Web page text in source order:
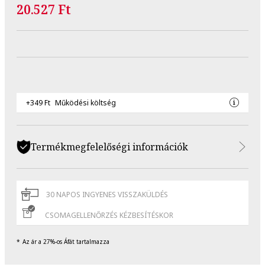
20.527 Ft
+349 Ft Működési költség
Termékmegfelelőségi információk
30 NAPOS INGYENES VISSZAKÜLDÉS
CSOMAGELLENŐRZÉS KÉZBESÍTÉSKOR
Az ár a 27%-os Áfát tartalmazza